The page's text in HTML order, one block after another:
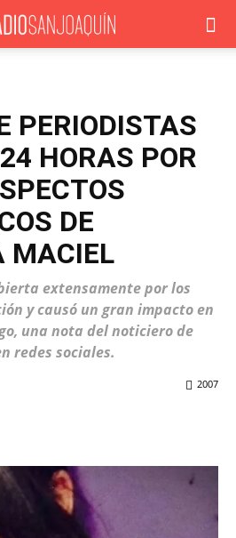
PERIODISTAS
HORAS POR
DE
MACIEL
extensamente por los
y causó un gran impacto en
una nota del noticiero de
redes sociales.
2007